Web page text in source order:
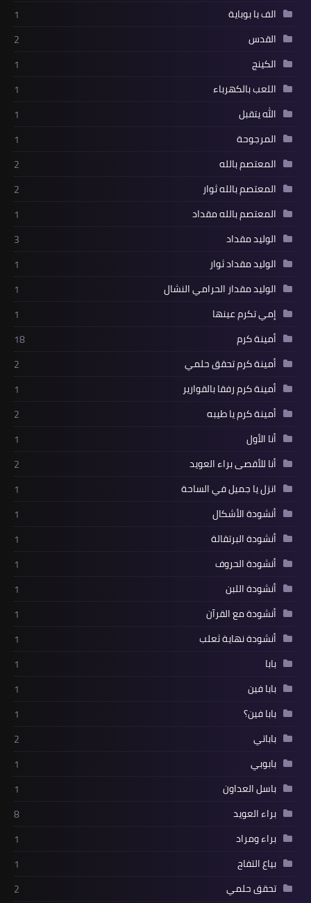
الف با بوباية
1
القدس
2
الكينج
1
اللعب بالكهرباء
1
الله يتقبل
1
المرجوحة
1
المعتصم بالله
2
المعتصم بالله ثوار
2
المعتصم بالله مقداد
1
الوليد مقداد
3
الوليد مقداد ثوار
1
الوليد مقدار الحرامي النشال
1
إمي تكرم عينها
1
أمينة كرم
18
أمينة كرم تحقق حلمي
2
أمينة كرم رفقا بالقوارير
1
أمينة كرم يا طيبه
2
أنا الأول
1
أنا للأقصى براء العويد
2
انزل يا جميل في الساحة
1
أنشودة الأشكال
1
أنشودة البرتقالة
1
أنشودة الحروف
1
أنشودة اللبن
1
أنشودة مع القرآن
1
أنشودة نهاية ثعلب
1
بابا
1
بابا فين
1
بابا فين؟
1
باباتي
2
بابوبي
1
باسل العداون
1
براء العويد
8
براء ومراد
1
بياع التفاح
1
تحقق حلمي
2